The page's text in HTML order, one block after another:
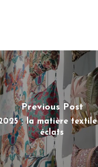
Previous Post
: la matière
éclats